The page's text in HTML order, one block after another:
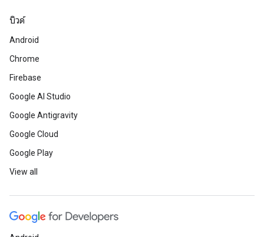
บิวด์
Android
Chrome
Firebase
Google AI Studio
Google Antigravity
Google Cloud
Google Play
View all